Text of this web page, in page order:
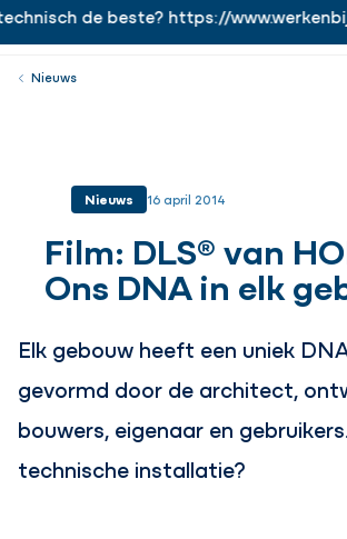
https://www.werkenbijhanab.nl
de beste? https://
Nieuws
Nieuws 16 april 2014
Film: DLS® van
Ons DNA in elk
Elk gebouw heeft een uniek
gevormd door de architect,
bouwers, eigenaar en
technische installatie?